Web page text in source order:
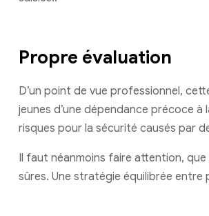
Propre évaluation
D’un point de vue professionnel,
jeunes d’une dépendance précoce
risques pour la sécurité causés par
Il faut néanmoins faire attention,
sûres. Une stratégie équilibrée